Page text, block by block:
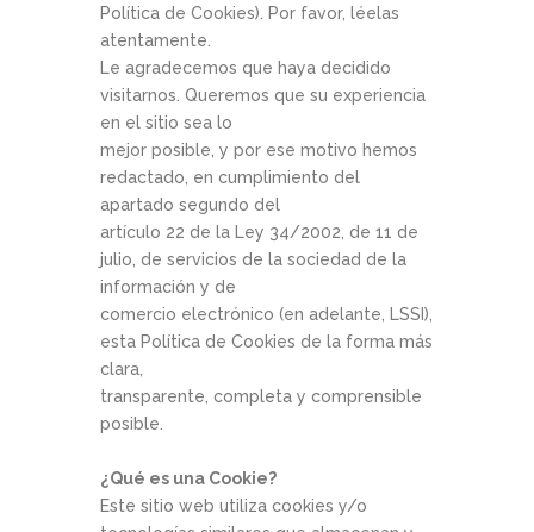
Política de Cookies). Por favor, léelas
atentamente.
Le agradecemos que haya decidido
visitarnos. Queremos que su experiencia
en el sitio sea lo
mejor posible, y por ese motivo hemos
redactado, en cumplimiento del
apartado segundo del
artículo 22 de la Ley 34/2002, de 11 de
julio, de servicios de la sociedad de la
información y de
comercio electrónico (en adelante, LSSI),
esta Política de Cookies de la forma más
clara,
transparente, completa y comprensible
posible.
¿Qué es una Cookie?
Este sitio web utiliza cookies y/o